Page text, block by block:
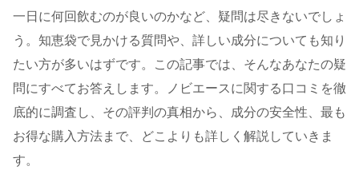
一日に何回飲むのが良いのかなど、疑問は尽きないでしょ
う。知恵袋で見かける質問や、詳しい成分についても知り
たい方が多いはずです。この記事では、そんなあなたの疑
問にすべてお答えします。ノビエースに関する口コミを徹
底的に調査し、その評判の真相から、成分の安全性、最も
お得な購入方法まで、どこよりも詳しく解説していきま
す。